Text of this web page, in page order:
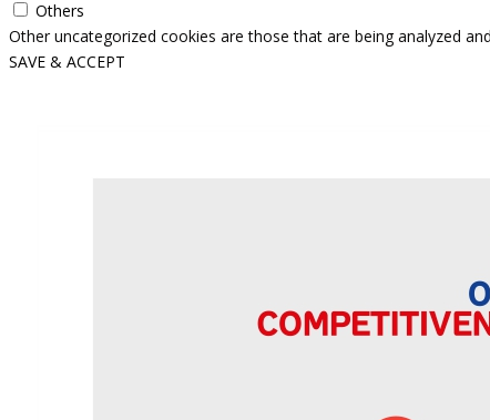
Others
Other uncategorized cookies are those that are being analyzed
SAVE & ACCEPT